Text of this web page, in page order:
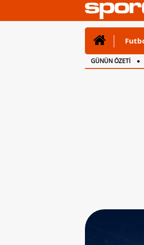
GÜNÜN ÖZETİ
CANLI ANLATIM